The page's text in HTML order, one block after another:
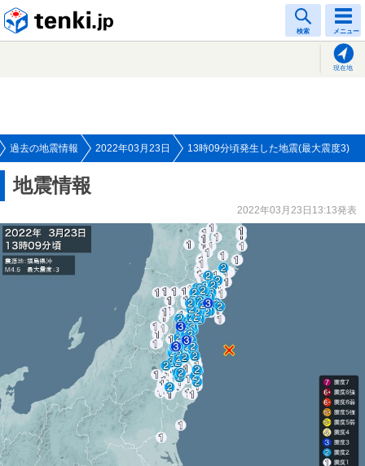
検索 メニュー
現在地
過去の地震情報 2022年03月23日 13時09分頃発生した地震(最大震度3)
地震情報
2022年03月23日13:13発表